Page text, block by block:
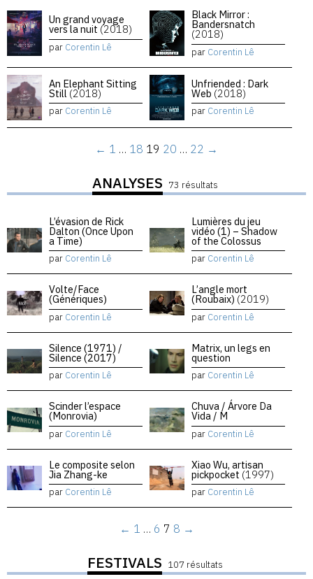
Un grand voyage
vers la nuit (2018)
par Corentin Lê
Black Mirror :
Bandersnatch
(2018)
par Corentin Lê
An Elephant Sitting
Still (2018)
par Corentin Lê
Unfriended : Dark
Web (2018)
par Corentin Lê
← 1 … 18 19 20 … 22 →
ANALYSES 73 résultats
L’évasion de Rick
Dalton (Once Upon
a Time)
par Corentin Lê
Lumières du jeu
vidéo (1) – Shadow
of the Colossus
par Corentin Lê
Volte/Face
(Génériques)
par Corentin Lê
L’angle mort
(Roubaix) (2019)
par Corentin Lê
Silence (1971) /
Silence (2017)
par Corentin Lê
Matrix, un legs en
question
par Corentin Lê
Scinder l’espace
(Monrovia)
par Corentin Lê
Chuva / Árvore Da
Vida / M
par Corentin Lê
Le composite selon
Jia Zhang-ke
par Corentin Lê
Xiao Wu, artisan
pickpocket (1997)
par Corentin Lê
← 1 … 6 7 8 →
FESTIVALS 107 résultats